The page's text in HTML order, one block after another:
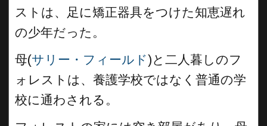
ストは、足に矯正器具をつけた知恵遅れ
の少年だった。
母(サリー・フィールド)と二人暮しのフ
ォレストは、養護学校ではなく普通の学
校に通わされる。